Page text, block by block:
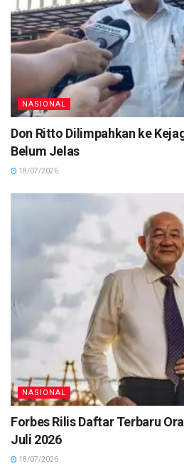
NASIONAL
Don Ritto Dilimpahkan ke
Belum Jelas
18/07/2026
NASIONAL
Forbes Rilis Daftar Terbaru
Juli 2026
18/07/2026